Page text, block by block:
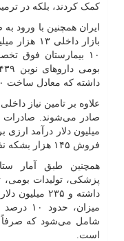
کمک کردند، بلکه در
ایران همچنین با ورود
بازار
۱۰ بیمارستان فوق
داشته که معادل ساخت ۱۳۰۰ مدرسه ۶ کلاسه در ایران است.
علاوه بر تامین نیاز
میلیون دلار درآمد
فروش ۱۴۵ هزار بشکه نفت صادراتی است.
همچنین طبق آمار
پزشکی، تولیدات بومی،
داشته و
میزان،
شامل می‌شود که صرفاً
است.